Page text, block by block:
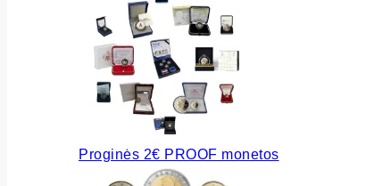
Proginės 2€ PROOF monetos